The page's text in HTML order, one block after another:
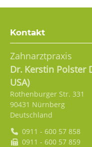
Kontakt
Zahnarztpraxis
Dr. Kerstin Polster
USA)
Rothenburger Str. 331
90431 Nürnberg
Deutschland
0911 - 600 57 858
0911 - 600 57 859